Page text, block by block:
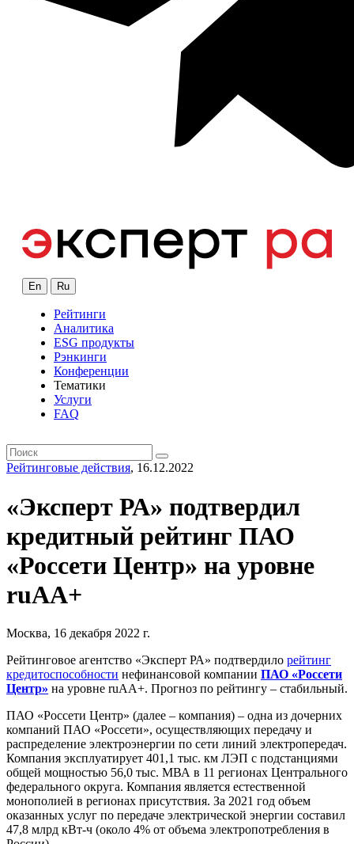
En Ru
Рейтинги
Аналитика
ESG продукты
Рэнкинги
Конференции
Тематики
Услуги
FAQ
Рейтинговые действия, 16.12.2022
«Эксперт РА» подтвердил
кредитный рейтинг ПАО
«Россети Центр» на уровне
ruAA+
Москва, 16 декабря 2022 г.
Рейтинговое агентство «Эксперт РА» подтвердило рейтинг
кредитоспособности нефинансовой компании ПАО «Россети
Центр» на уровне ruAA+. Прогноз по рейтингу – стабильный.
ПАО «Россети Центр» (далее – компания) – одна из дочерних
компаний ПАО «Россети», осуществляющих передачу и
распределение электроэнергии по сети линий электропередач.
Компания эксплуатирует 401,1 тыс. км ЛЭП с подстанциями
общей мощностью 56,0 тыс. МВА в 11 регионах Центрального
федерального округа. Компания является естественной
монополией в регионах присутствия. За 2021 год объем
оказанных услуг по передаче электрической энергии составил
47,8 млрд кВт-ч (около 4% от объема электропотребления в